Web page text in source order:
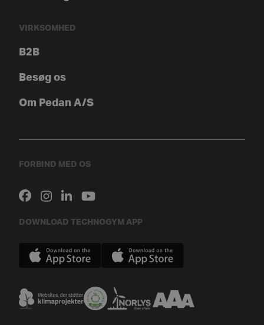
VIRKSOMHED
B2B
Besøg os
Om Pedan A/S
FORBIND MED OS
DOWNLOAD TECHNOGYM APP